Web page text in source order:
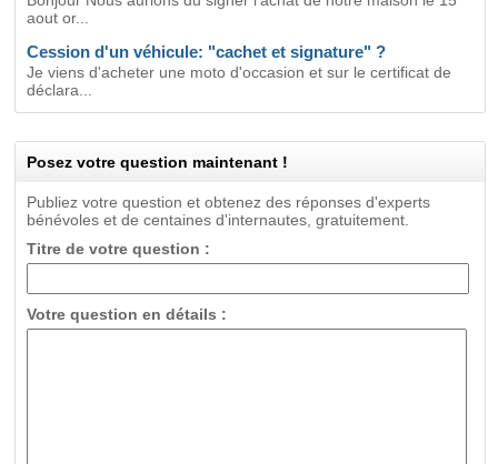
aout or...
Cession d'un véhicule: "cachet et signature" ?
Je viens d'acheter une moto d'occasion et sur le certificat de
déclara...
Posez votre question maintenant !
Publiez votre question et obtenez des réponses d'experts
bénévoles et de centaines d'internautes, gratuitement.
Titre de votre question :
Votre question en détails :